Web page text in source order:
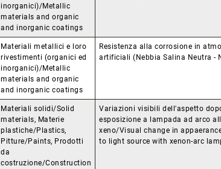
inorganici)/Metallic
materials and organic
and inorganic coatings
Materiali metallici e loro
rivestimenti (organici ed
inorganici)/Metallic
materials and organic
and inorganic coatings
Resistenza alla corrosione in
artificiali (Nebbia Salina Neutra -
Materiali solidi/Solid
materials, Materie
plastiche/Plastics,
Pitture/Paints, Prodotti
da
costruzione/Construction
Variazioni visibili dell'aspetto
esposizione a lampada ad arco
xeno/Visual change in
to light source with xenon-arc